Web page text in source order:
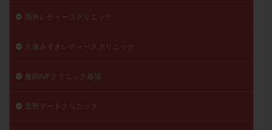
両角レディースクリニック
久保みずきレディースクリニック
亀田IVFクリニック幕張
京野アートクリニック